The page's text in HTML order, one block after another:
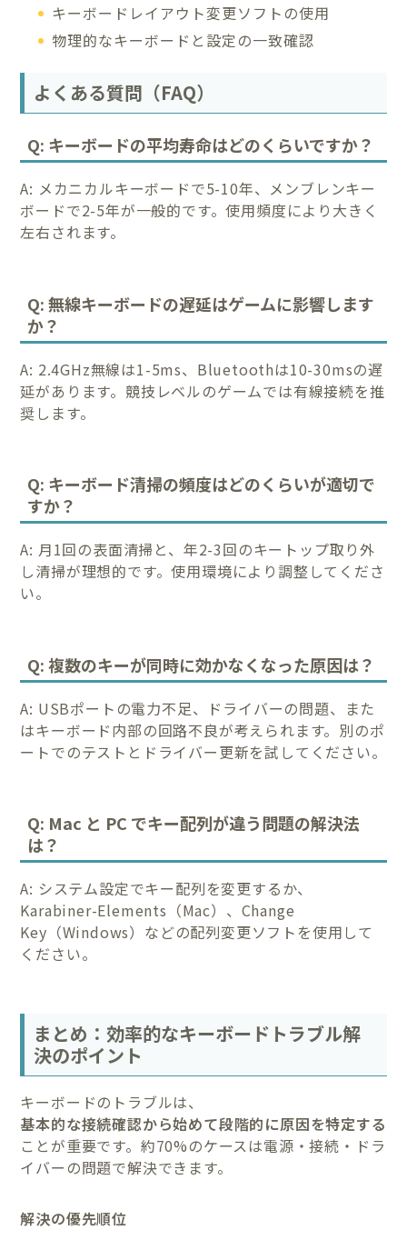
キーボードレイアウト変更ソフトの使用
物理的なキーボードと設定の一致確認
よくある質問（FAQ）
Q: キーボードの平均寿命はどのくらいですか？
A: メカニカルキーボードで5-10年、メンブレンキー
ボードで2-5年が一般的です。使用頻度により大きく
左右されます。
Q: 無線キーボードの遅延はゲームに影響します
か？
A: 2.4GHz無線は1-5ms、Bluetoothは10-30msの遅
延があります。競技レベルのゲームでは有線接続を推
奨します。
Q: キーボード清掃の頻度はどのくらいが適切で
すか？
A: 月1回の表面清掃と、年2-3回のキートップ取り外
し清掃が理想的です。使用環境により調整してくださ
い。
Q: 複数のキーが同時に効かなくなった原因は？
A: USBポートの電力不足、ドライバーの問題、また
はキーボード内部の回路不良が考えられます。別のポ
ートでのテストとドライバー更新を試してください。
Q: Mac と PC でキー配列が違う問題の解決法
は？
A: システム設定でキー配列を変更するか、
Karabiner-Elements（Mac）、Change
Key（Windows）などの配列変更ソフトを使用して
ください。
まとめ：効率的なキーボードトラブル解
決のポイント
キーボードのトラブルは、
基本的な接続確認から始めて段階的に原因を特定する
ことが重要です。約70%のケースは電源・接続・ドラ
イバーの問題で解決できます。
解決の優先順位